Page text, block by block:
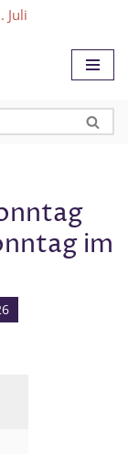
Juli
im